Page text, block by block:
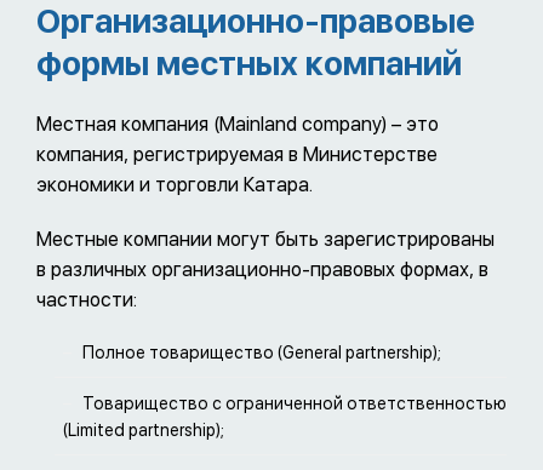
Организационно-правовые
формы местных компаний
Местная компания (Mainland company) – это
компания, регистрируемая в Министерстве
экономики и торговли Катара.
Местные компании могут быть зарегистрированы
в различных организационно-правовых формах, в
частности:
Полное товарищество (General partnership);
Товарищество с ограниченной ответственностью
(Limited partnership);